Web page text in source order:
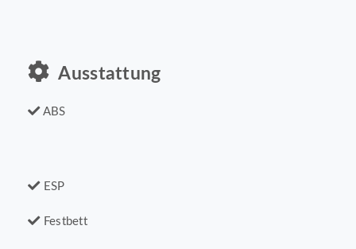
Ausstattung
ABS
ESP
Festbett